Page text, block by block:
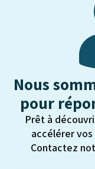
Nous
pour
Prêt à
accélérer
Contactez